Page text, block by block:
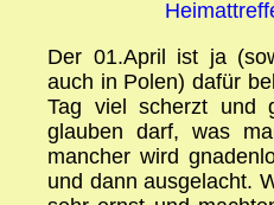
Der 01.April ist ja
auch in Polen) dafür
Tag viel scherzt und
glauben darf, was
mancher wird
und dann ausgelacht.